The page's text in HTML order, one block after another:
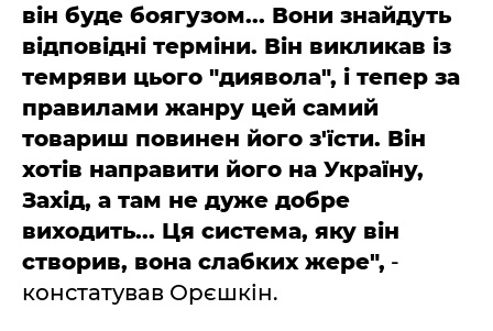
він буде боягузом... Вони знайдуть
відповідні терміни. Він викликав із
темряви цього "диявола", і тепер за
правилами жанру цей самий
товариш повинен його з'їсти. Він
хотів направити його на Україну,
Захід, а там не дуже добре
виходить... Ця система, яку він
створив, вона слабких жере", -
констатував Орєшкін.